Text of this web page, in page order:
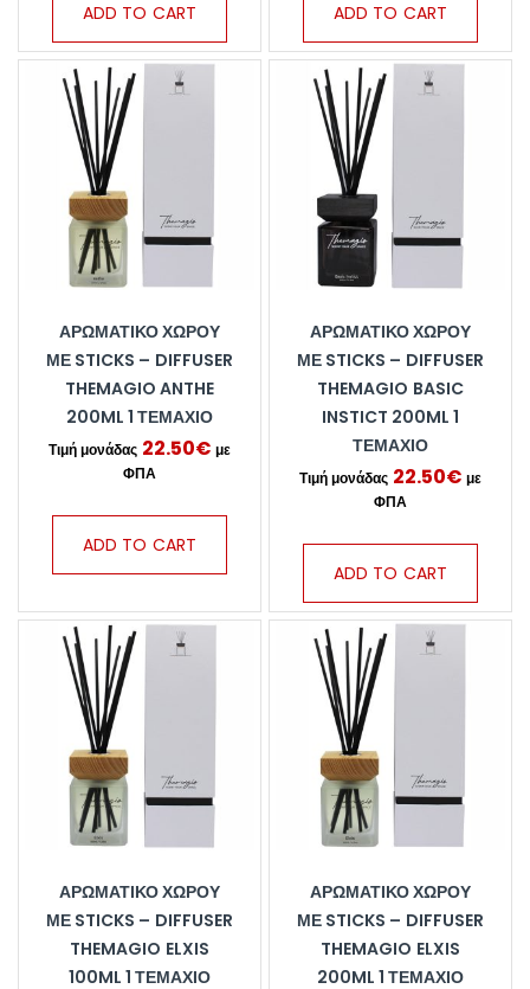
ADD TO CART ADD TO CART
ΑΡΩΜΑΤΙΚΌ ΧΏΡΟΥ
ΜΕ STICKS – DIFFUSER
THEMAGIO ANTHE
200ML 1 ΤΕΜΆΧΙΟ
22.50€
ADD TO CART
ΑΡΩΜΑΤΙΚΌ ΧΏΡΟΥ
ΜΕ STICKS – DIFFUSER
THEMAGIO BASIC
INSTICT 200ML 1
ΤΕΜΆΧΙΟ
22.50€
ADD TO CART
ΑΡΩΜΑΤΙΚΌ ΧΏΡΟΥ
ΜΕ STICKS – DIFFUSER
THEMAGIO ELXIS
100ML 1 ΤΕΜΆΧΙΟ
ΑΡΩΜΑΤΙΚΌ ΧΏΡΟΥ
ΜΕ STICKS – DIFFUSER
THEMAGIO ELXIS
200ML 1 ΤΕΜΆΧΙΟ